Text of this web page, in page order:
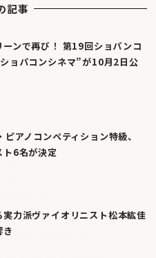
記事
ーンで再び！ 第19回ショパンコ
ョパコンシネマ”が10月2日公
アノコンペティション特級、
ト6名が決定
実力派ヴァイオリニスト松本紘佳
き